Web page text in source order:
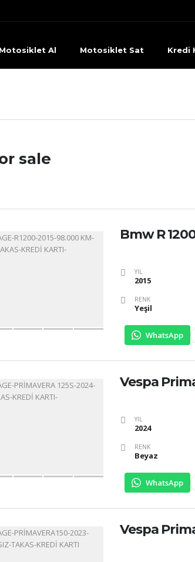
Al Motosiklet Sat Kredi
sale
Bmw R
YIL
2015
RENK
Yeşil
WhatsApp
Vespa
YIL
2024
RENK
Beyaz
WhatsApp
Vespa